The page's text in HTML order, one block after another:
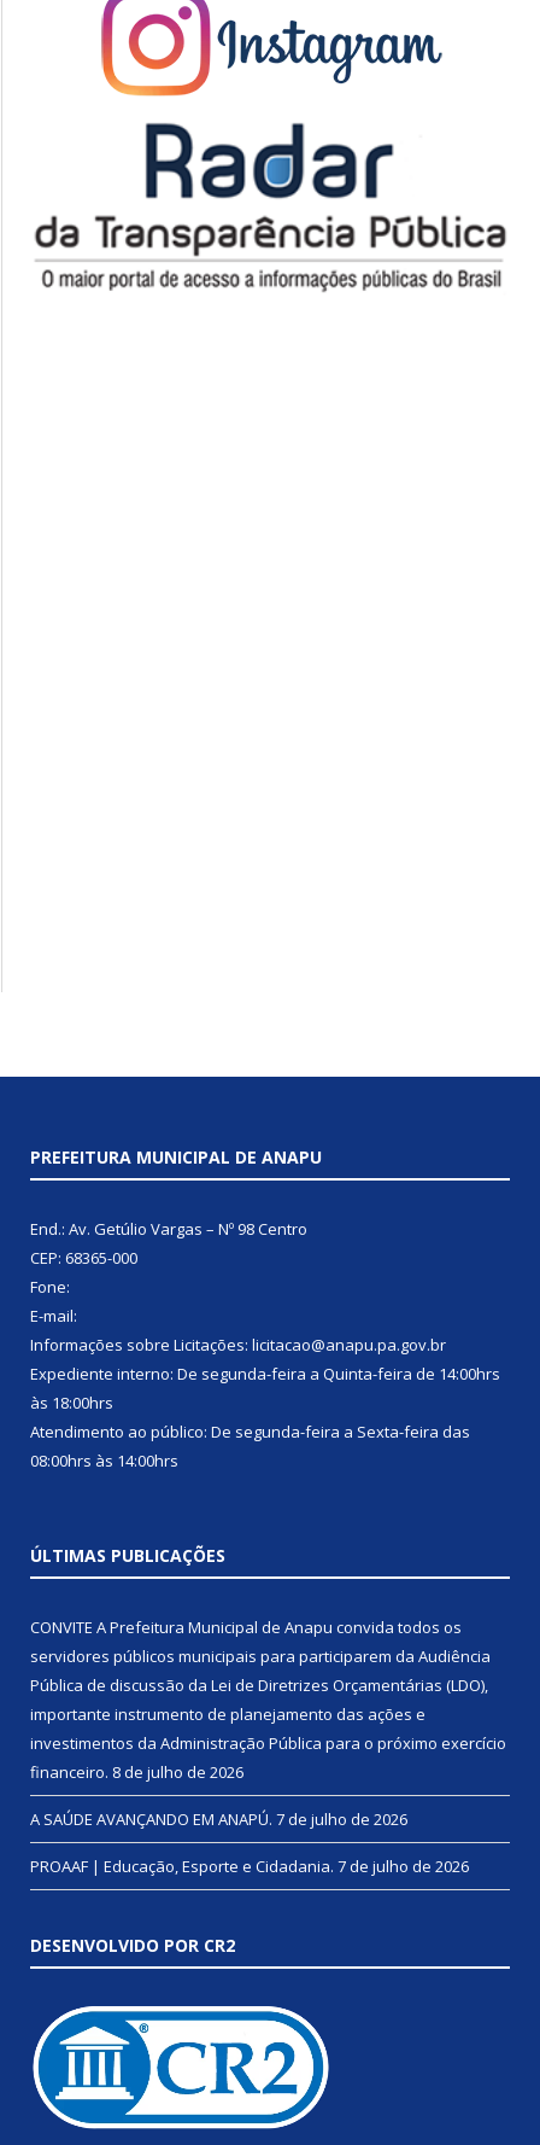
PREFEITURA MUNICIPAL DE ANAPU
End.: Av. Getúlio Vargas – Nº 98 Centro
CEP: 68365-000
Fone:
E-mail:
Informações sobre Licitações: licitacao@anapu.pa.gov.br
Expediente interno: De segunda-feira a Quinta-feira de 14:00hrs
às 18:00hrs
Atendimento ao público: De segunda-feira a Sexta-feira das
08:00hrs às 14:00hrs
ÚLTIMAS PUBLICAÇÕES
CONVITE A Prefeitura Municipal de Anapu convida todos os
servidores públicos municipais para participarem da Audiência
Pública de discussão da Lei de Diretrizes Orçamentárias (LDO),
importante instrumento de planejamento das ações e
investimentos da Administração Pública para o próximo exercício
financeiro. 8 de julho de 2026
A SAÚDE AVANÇANDO EM ANAPÚ. 7 de julho de 2026
PROAAF | Educação, Esporte e Cidadania. 7 de julho de 2026
DESENVOLVIDO POR CR2